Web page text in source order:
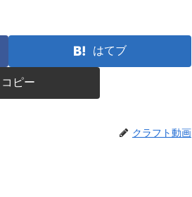
はてブ
コピー
クラフト動画